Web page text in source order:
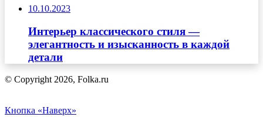
10.10.2023
Интерьер классического стиля —
элегантность и изысканность в каждой
детали
© Copyright 2026, Folka.ru
Кнопка «Наверх»